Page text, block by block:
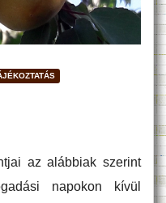
az alábbiak szerint
napokon kívül